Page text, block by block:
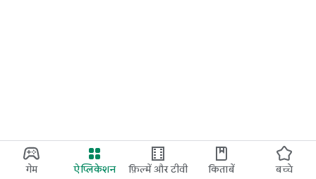
गेम ऐप्लिकेशन फ़िल्में और टीवी किताबें बच्चे